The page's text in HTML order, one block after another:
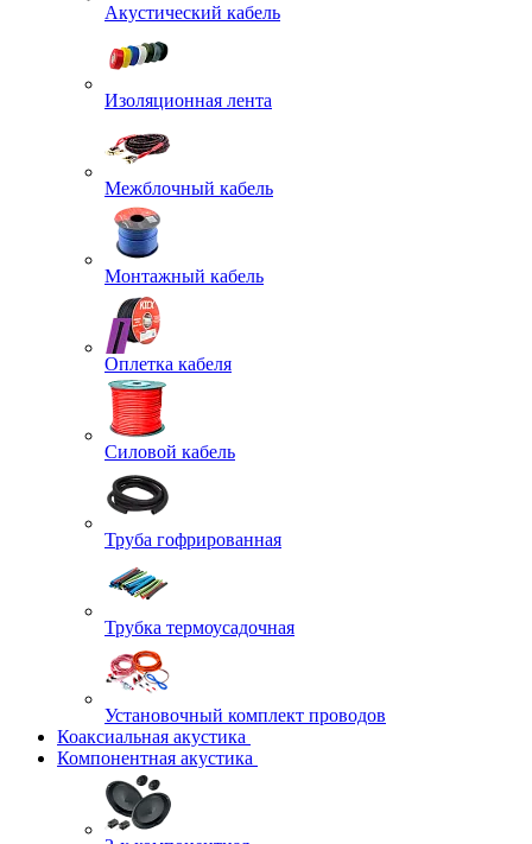
Акустический кабель
Изоляционная лента
Межблочный кабель
Монтажный кабель
Оплетка кабеля
Силовой кабель
Труба гофрированная
Трубка термоусадочная
Установочный комплект проводов
Коаксиальная акустика
Компонентная акустика